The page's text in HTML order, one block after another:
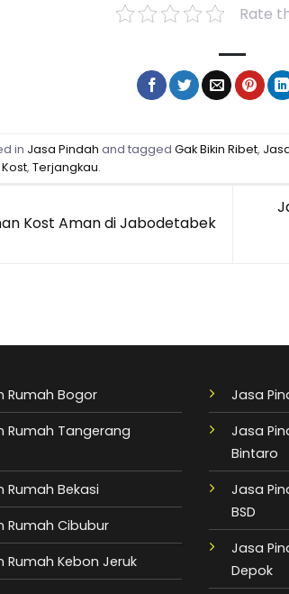
Rate
in Jasa Pindah and tagged Gak Bikin Ribet,
, Terjangkau.
Kost Aman di Jabodetabek
Rumah Bogor
Rumah Tangerang
Rumah Bekasi
Rumah Cibubur
Rumah Kebon Jeruk
Jasa
Jasa
Bintaro
Jasa
BSD
Jasa
Depok